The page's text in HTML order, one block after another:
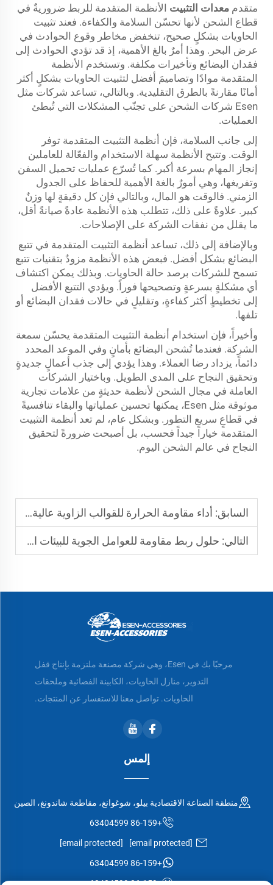
متقدم معدات التثبيت الأنظمة المتقدمة للربط ضروريةٌ في
قطاع الشحن لأنها تحسّن السلامة والكفاءة. فعند تثبيت
الحاويات بشكلٍ صحيح، تنخفض مخاطر وقوع الحوادث في
عرض البحر. وهذا أمرٌ بالغ الأهمية، إذ قد تؤدي الحوادث إلى
فقدان البضائع وتأخيرات مكلفة. وتستخدم الأنظمة
المتقدمة موادًا وتصاميمَ أفضل لتثبيت الحاويات بشكلٍ أكثر
أمانًا مقارنةً بالطرق التقليدية. وبالتالي، تساعد شركات مثل
Esen شركات الشحن على تجنّب المشكلات التي تُبطئ
العمليات.
إلى جانب السلامة، فإن أنظمة التثبيت المتقدمة توفر
الوقت. وتتيح الأنظمة سهلة الاستخدام والفعّالة للعاملين
إنجاز المهام بسرعة أكبر. كما تُسرّع عمليات تحميل السفن
وتفريغها، وهي أمورٌ بالغة الأهمية للحفاظ على الجدول
الزمني. فالوقت هو المال، وبالتالي فإن كل دقيقةٍ لها وزنٌ
كبير. علاوةً على ذلك، تتطلب هذه الأنظمة عادةً صيانةً أقل،
ما يقلل من نفقات الشركة على الإصلاحات.
وبالإضافة إلى ذلك، تساعد أنظمة التثبيت المتقدمة في تتبع
البضائع بشكل أفضل. فبعض هذه الأنظمة مزودٌ بتقنيات تتبع
تسمح للشركات برصد حالة الحاويات. وبذلك يمكن اكتشاف
أي مشكلةٍ بسرعةٍ وتصحيحها فوراً. ويؤدي التتبع الأفضل
إلى تخطيطٍ أكثر كفاءةٍ، وتقليلٍ في حالات فقدان البضائع أو
تلفها.
وأخيراً، فإن استخدام أنظمة التثبيت المتقدمة يحسّن سمعة
الشركة. فعندما تُشحن البضائع بأمانٍ وفي الموعد المحدد
دائماً، يزداد رضا العملاء. وهذا يؤدي إلى جذب أعمالٍ جديدةٍ
وتحقيق النجاح على المدى الطويل. وباختيار الشركات
العاملة في مجال الشحن لأنظمة حديثةٍ من علامات تجارية
موثوقة مثل Esen، يمكنها تحسين عملياتها والبقاء تنافسيةً
في قطاعٍ سريع التطور. وبشكل عام، لم تعد أنظمة التثبيت
المتقدمة خياراً جيداً فحسب، بل أصبحت ضرورةً لتحقيق
النجاح في عالم الشحن اليوم.
السابق: أداء مقاومة الحرارة للقوالب الزاوية عالية الجودة
التالي: حلول ربط مقاومة للعوامل الجوية للبيئات البحرية القاسية
مرحبًا بك في Esen، وهي شركة مصنعة ملتزمة بإنتاج قفل
التدوير، منازل الحاويات، الكابينة الفضائية وملحقات
الحاويات. تواصل معنا للاستفسار عن المنتجات.
إلمس
منطقة الصناعة الاقتصادية بيلو، شوغوانغ، مقاطعة شاندونغ، الصين
+86-159 63404599
[email protected]
[email protected]
+86-159 63404599